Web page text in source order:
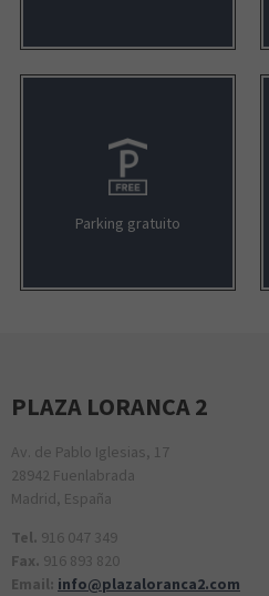
Parking gratuito
PLAZA LORANCA 2
Av. de Pablo Iglesias, 17
28942 Fuenlabrada
Madrid, España
Tel. 916 047 349
Fax. 916 893 820
Email: info@plazaloranca2.com